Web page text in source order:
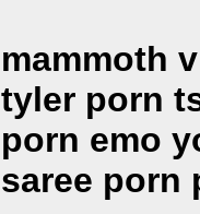
mammoth
tyler porn
porn emo
saree porn